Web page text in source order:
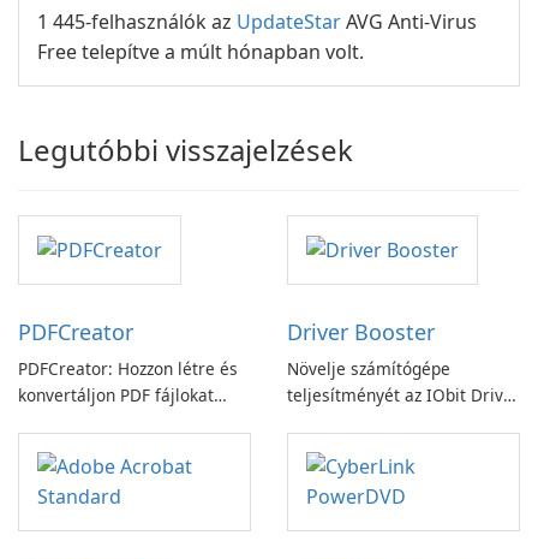
1 445-felhasználók az UpdateStarAVG Anti-Virus
Free telepítve a múlt hónapban volt.
Legutóbbi visszajelzések
PDFCreator
PDFCreator: Hozzon létre és
konvertáljon PDF fájlokat
Driver Booster
Növelje számítógépe
teljesítményét az IObit Driver